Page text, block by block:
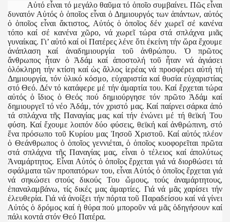
Αὐτό εἶναι τό μεγάλο θαῦμα τό ὁποῖο συμβαίνει. Πῶς εἶναι
δυνατόν Αὐτός ὁ ὁποῖος εἶναι ὁ Δημιουργός των ἁπάντων, αὐτός
ὁ ὁποῖος εἶναι ἄκτιστος, Αὐτός ὁ ὁποῖος δέν χωρεῖ σέ κανένα
τόπο καί σέ κανένα χῶρο, νά χωρεῖ τώρα στά σπλάχνα μιᾶς
γυναίκας. Γι’ αὐτό καί οἱ Πατέρες λένε ὅτι ἐκείνη τήν ὥρα ἔχουμε
ἀνάπλαση καί ἀναδημιουργία τοῦ ἀνθρώπου. Ὁ πρῶτος
ἄνθρωπος ἦταν ὁ Ἀδάμ καί ἀποστολή τοῦ ἦταν νά ἁγιάσει
ὁλόκληρη τήν κτίση καί ὡς ἄλλος ἱερέας νά προσφέρει αὐτή τή
Δημιουργία, τόν ὑλικό κόσμο, εὐχαριστία καί θυσία εὐχαριστίας
στό Θεό. Δέν τό κατάφερε μέ τήν ἁμαρτία του. Καί ἔρχεται τώρα
αὐτός ὁ ἴδιος ὁ Θεός πού δημιούργησε τόν πρῶτο Ἀδάμ καί
δημιουργεῖ τό νέο Ἀδάμ, τόν χριστό μας. Καί παίρνει σάρκα ἀπό
τά σπλάχνα τῆς Παναγίας μας καί τήν ἑνώνει μέ τή θεϊκή Του
φύση. Καί ἔχουμε λοιπόν δύο φύσεις, θεϊκή καί ἀνθρώπινη, στό
ἕνα πρόσωπο τοῦ Κυρίου μας Ἰησοῦ Χριστοῦ. Καί αὐτός πλέον
ὁ Θεάνθρωπος ὁ ὁποῖος γεννιέται, ὁ ὁποῖος κυοφορεῖται πρῶτα
στά σπλάχνα τῆς Παναγίας μας, εἶναι ὁ τέλειος καί ἀπολύτως
Ἀναμάρτητος. Εἶναι Αὐτός ὁ ὁποῖος ἔρχεται γιά νά διορθώσει τά
σφάλματα τῶν προπατόρων του, εἶναι Αὐτός ὁ ὁποῖος ἔρχεται γιά
νά σηκώσει στούς δικούς Του ὤμους, τούς ἀναμάρτητους,
ἐπαναλαμβάνω, τίς δικές μας ἁμαρτίες. Γιά νά μᾶς χαρίσει τήν
ἐλευθερία. Γιά νά ἀνοίξει τήν πόρτα τοῦ Παραδείσου καί νά γίνει
Αὐτός ὁ δρόμος καί ἡ θύρα πού μποροῦν νά μᾶς ὁδηγήσουν καί
πάλι κοντά στόν Θεό Πατέρα.